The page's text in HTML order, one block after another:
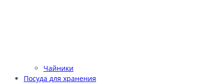
Чайники
Посуда для хранения